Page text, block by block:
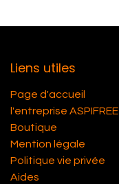
Liens utiles
Page d'accueil
l'entreprise ASPIFREE
Boutique
Mention légale
Politique vie privée
Aides